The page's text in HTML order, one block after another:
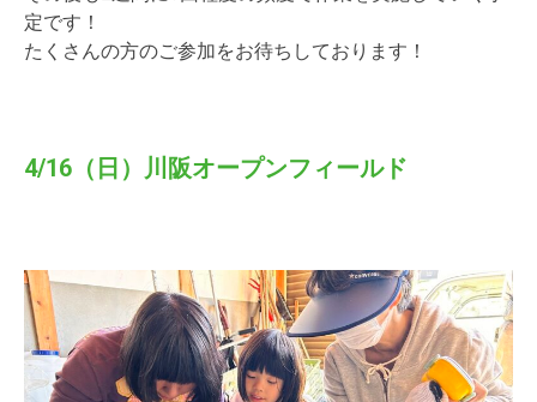
定です！
たくさんの方のご参加をお待ちしております！
4/16（日）川阪オープンフィールド